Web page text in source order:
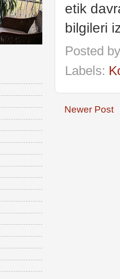
etik
bilgileri
Posted
Labels:
Newer Post